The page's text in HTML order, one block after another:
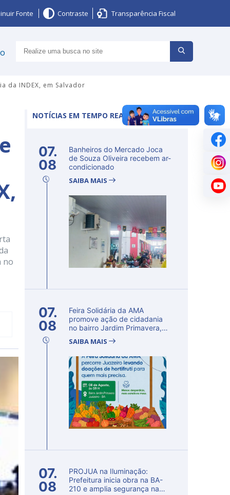
Fonte Contraste Transparência Fiscal
INDEX, em Salvador
no
NOTÍCIAS EM TEMPO REAL
07.
08
Banheiros do Mercado Joca
de Souza Oliveira recebem ar-
condicionado
SAIBA MAIS
07.
08
Feira Solidária da AMA
promove ação de cidadania
no bairro Jardim Primavera,
SAIBA MAIS
07.
08
PROJUA na Iluminação:
Prefeitura inicia obra na BA-
210 e amplia segurança na